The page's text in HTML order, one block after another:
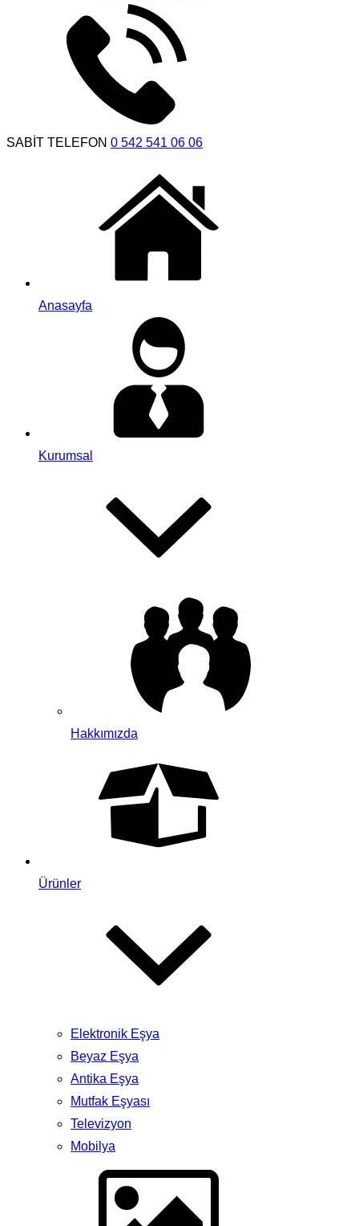
SABİT TELEFON 0 542 541 06 06
Anasayfa
Kurumsal
Hakkımızda
Ürünler
Elektronik Eşya
Beyaz Eşya
Antika Eşya
Mutfak Eşyası
Televizyon
Mobilya